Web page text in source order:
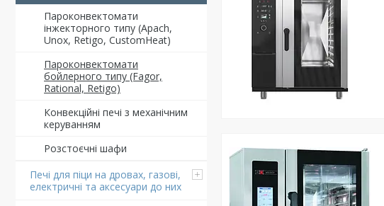
Пароконвектомати
інжекторного типу (Apach,
Unox, Retigo, CustomHeat)
Пароконвектомати
бойлерного типу (Fagor,
Rational, Retigo)
Конвекційні печі з механічним
керуванням
Розстоєчні шафи
Печі для піци на дровах, газові,
електричні та аксесуари до них